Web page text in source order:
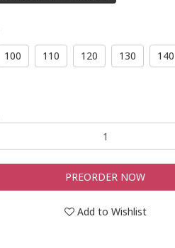
100 110 120 130 140
PREORDER NOW
Add to Wishlist